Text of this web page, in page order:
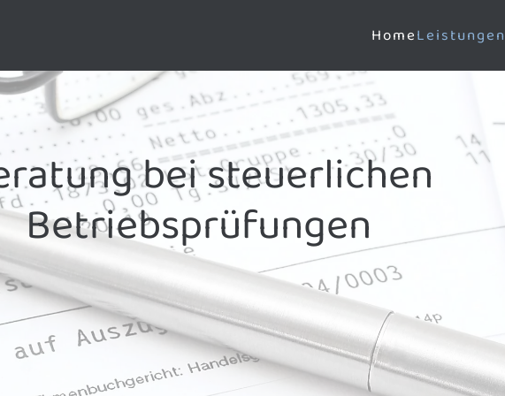
HomeLeistungen
bei steuerlichen
Betriebsprüfungen